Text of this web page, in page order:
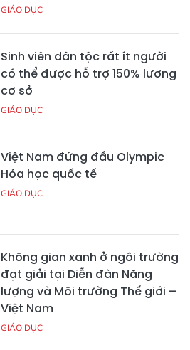
GIÁO DỤC
Sinh viên dân tộc rất ít người
có thể được hỗ trợ 150% lương
cơ sở
GIÁO DỤC
Việt Nam đứng đầu Olympic
Hóa học quốc tế
GIÁO DỤC
Không gian xanh ở ngôi trường
đạt giải tại Diễn đàn Năng
lượng và Môi trường Thế giới –
Việt Nam
GIÁO DỤC